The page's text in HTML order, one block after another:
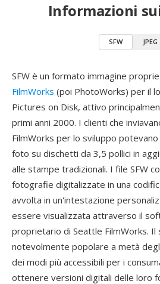
Informazioni
SFW JPEG
SFW è un formato immagine
FilmWorks (poi PhotoWorks) per il
Pictures on Disk, attivo
primi anni 2000. I clienti che
FilmWorks per lo sviluppo
foto su dischetti da 3,5 pollici in
alle stampe tradizionali. I file SFW
fotografie digitalizzate in una
avvolta in un'intestazione
essere visualizzata attraverso il
proprietario di Seattle FilmWorks. Il
notevolmente popolare a metà
dei modi più accessibili per i
ottenere versioni digitali delle loro